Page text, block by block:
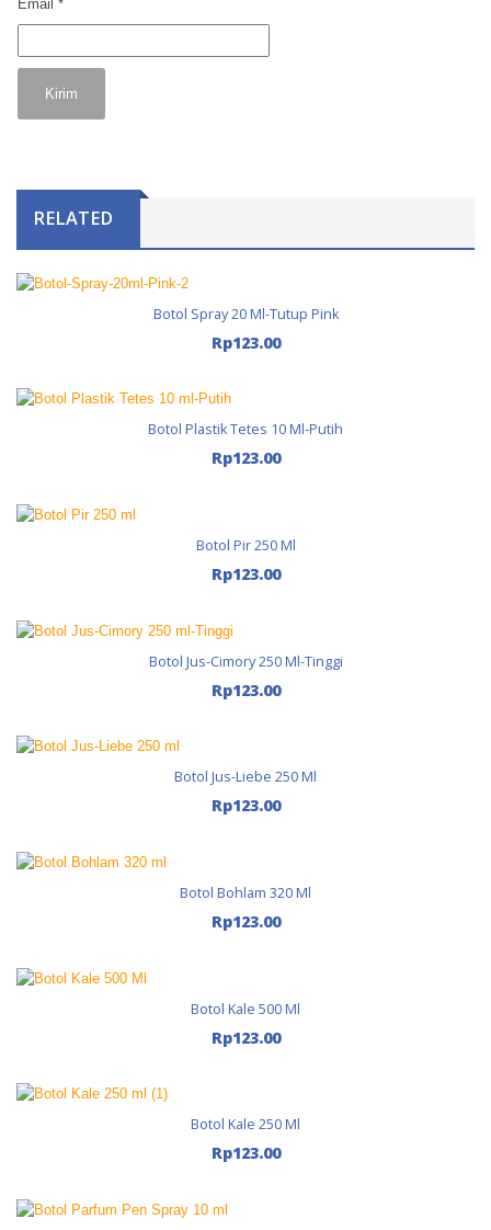
Email *
RELATED
Botol Spray 20 Ml-Tutup Pink
Rp123.00
Tambah Ke Keranjang
Botol Plastik Tetes 10 Ml-Putih
Rp123.00
Tambah Ke Keranjang
Botol Pir 250 Ml
Rp123.00
Tambah Ke Keranjang
Botol Jus-Cimory 250 Ml-Tinggi
Rp123.00
Tambah Ke Keranjang
Botol Jus-Liebe 250 Ml
Rp123.00
Tambah Ke Keranjang
Botol Bohlam 320 Ml
Rp123.00
Tambah Ke Keranjang
Botol Kale 500 Ml
Rp123.00
Tambah Ke Keranjang
Botol Kale 250 Ml
Rp123.00
Tambah Ke Keranjang